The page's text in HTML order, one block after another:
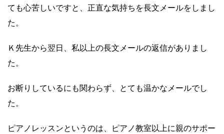
ても心苦しいですと、正直な気持ちを長文メールをしまし
た。
Ｋ先生から翌日、私以上の長文メールの返信がありまし
た。
お断りしているにも関わらず、とても温かなメールでし
た。
ピアノレッスンというのは、ピアノ教室以上に親のサポー